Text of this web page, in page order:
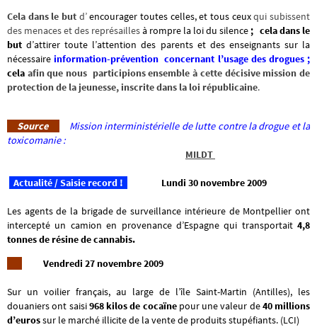
Cela dans le but d’ encourager toutes celles, et tous ceux qui subissent
des menaces et des représaillesà rompre la loi du silence; cela dans le
but d’attirer toute l’attention des parents et des enseignants sur la
nécessaireinformation-prévention concernant l’usage des drogues ;
cela afin que nous participions ensemble à cette décisive mission de
protection de la jeunesse, inscrite dans la loi républicaine.
Source
Mission interministérielle de lutte contre la drogue et la
toxicomanie :
MILDT
Actualité/Saisie record ! Lundi 30 novembre 2009
Les agents de la brigade de surveillance intérieure de Montpellier ont
intercepté un camion en provenance d’Espagne qui transportait 4,8
tonnes de résine de cannabis.
Vendredi 27 novembre 2009
Sur un voilier français, au large de l’île Saint-Martin (Antilles), les
douaniers ont saisi968 kilos de cocaïnepour une valeur de40 millions
d’eurossur le marché illicite de la vente de produits stupéfiants. (LCI)